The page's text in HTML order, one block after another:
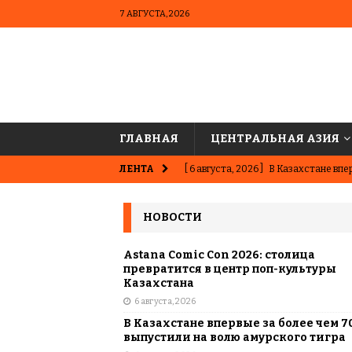
7 АВГУСТА, 2026
ГЛАВНАЯ ЦЕНТРАЛЬНАЯ АЗИЯ
ЛЕНТА [ 6 августа, 2026 ] В Казахстане
[ 5 августа, 2026 ] Казахстанские
матче в Алматы
[ 31 июля, 2026 ] Опаснее сахара?
подсластителях
[ 31 июля, 2026 ] Астана vs Алматы:
НОВОСТИ
Astana Comic Con 2026: столица
превратится в центр поп-культуры
Казахстана
6 августа, 2026
В Казахстане впервые за более чем
выпустили на волю амурского тигра